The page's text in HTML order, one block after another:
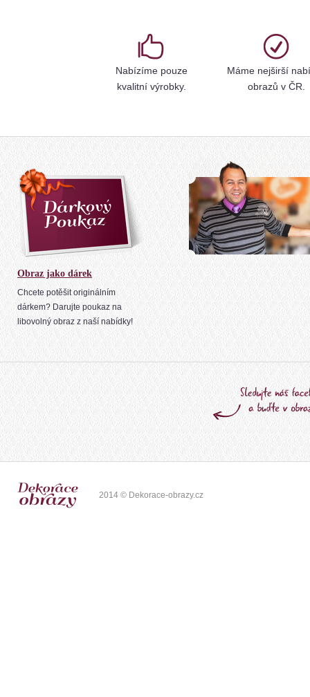
Nabízíme pouze
kvalitní výrobky.
Máme nejširší
obrazů v ČR.
Obraz jako dárek
Chcete potěšit originálním
dárkem? Darujte poukaz na
libovolný obraz z naší nabídky!
2014 © Dekorace-obrazy.cz